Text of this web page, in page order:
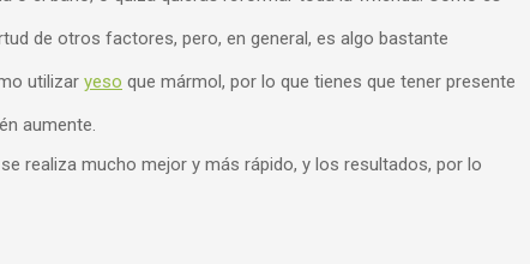
de otros factores, pero, en general, es algo bastante
utilizar yeso que mármol, por lo que tienes que tener presente
aumente.
realiza mucho mejor y más rápido, y los resultados, por lo